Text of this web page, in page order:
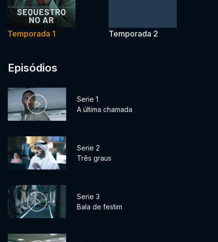
Temporada 1 Temporada 2
Episódios
Serie 1
A última chamada
Serie 2
Três graus
Serie 3
Bala de festim